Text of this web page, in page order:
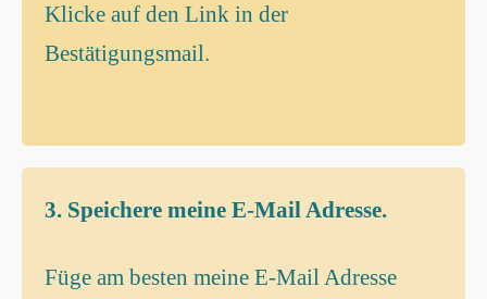
Klicke auf den Link in der
Bestätigungsmail.
3. Speichere meine E-Mail Adresse.
Füge am besten meine E-Mail Adresse